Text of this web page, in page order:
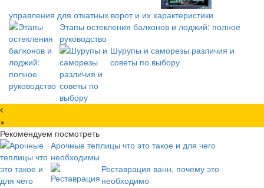
управления для откатных ворот и их характеристики
Этапы остекления балконов и лоджий: полное
руководство
Шурупы и саморезы различия и
советы по выбору
×
Рекомендуем посмотреть
Арочные теплицы что это такое и для чего
необходимы
Реставрация ванн, почему это
необходимо